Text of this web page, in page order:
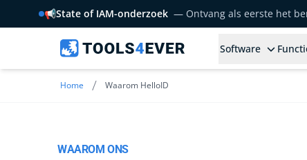
📢State of IAM-onderzoek — Ontvang als eerste het
Software
Home / Waarom HelloID
WAAROM ONS